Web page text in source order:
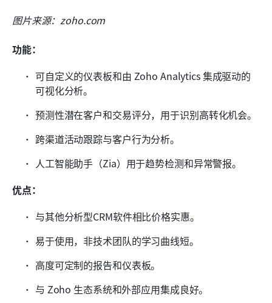
图片来源：zoho.com
功能：
可自定义的仪表板和由 Zoho Analytics 集成驱动的
可视化分析。
预测性潜在客户和交易评分，用于识别高转化机会。
跨渠道活动跟踪与客户行为分析。
人工智能助手（Zia）用于趋势检测和异常警报。
优点：
与其他分析型CRM软件相比价格实惠。
易于使用，非技术团队的学习曲线短。
高度可定制的报告和仪表板。
与 Zoho 生态系统和外部应用集成良好。